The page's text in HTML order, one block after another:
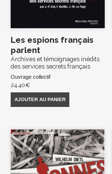
Les espions français
parlent
Archives et témoignages inédits
des services secrets français
Ouvrage collectif
24,40€
AJOUTER AU PANIER